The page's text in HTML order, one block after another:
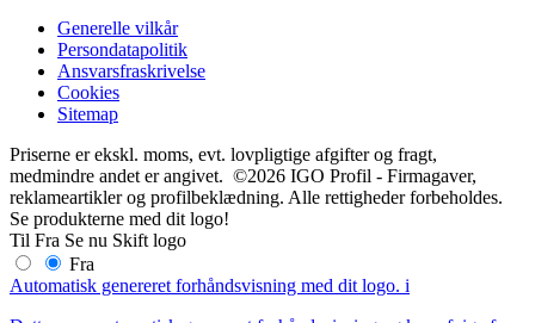
Generelle vilkår
Persondatapolitik
Ansvarsfraskrivelse
Cookies
Sitemap
Priserne er ekskl. moms, evt. lovpligtige afgifter og fragt,
medmindre andet er angivet. ©2026 IGO Profil - Firmagaver,
reklameartikler og profilbeklædning. Alle rettigheder forbeholdes.
Se produkterne med dit logo!
Til Fra Se nu Skift logo
Fra
Automatisk genereret forhåndsvisning med dit logo. i